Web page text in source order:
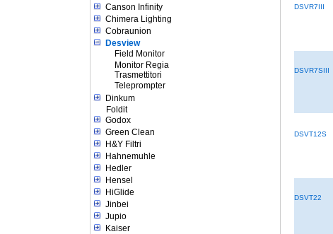
Canson Infinity
Chimera Lighting
Cobraunion
Desview
Field Monitor
Monitor Regia
Trasmettitori
Teleprompter
Dinkum
Foldit
Godox
Green Clean
H&Y Filtri
Hahnemuhle
Hedler
Hensel
HiGlide
Jinbei
Jupio
Kaiser
DSVR7III
DSVR7SIII
DSVT12S
DSVT22